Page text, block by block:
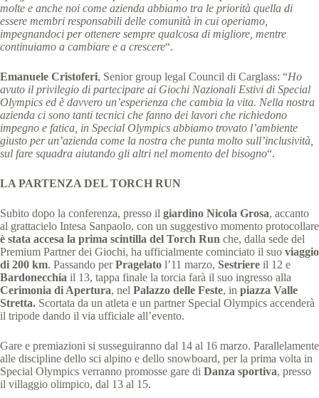
molte e anche noi come azienda abbiamo tra le priorità quella di
essere membri responsabili delle comunità in cui operiamo,
impegnandoci per ottenere sempre qualcosa di migliore, mentre
continuiamo a cambiare e a crescere“.
Emanuele Cristoferi, Senior group legal Council di Carglass: “Ho
avuto il privilegio di partecipare ai Giochi Nazionali Estivi di Special
Olympics ed è davvero un’esperienza che cambia la vita. Nella nostra
azienda ci sono tanti tecnici che fanno dei lavori che richiedono
impegno e fatica, in Special Olympics abbiamo trovato l’ambiente
giusto per un’azienda come la nostra che punta molto sull’inclusività,
sul fare squadra aiutando gli altri nel momento del bisogno“.
LA PARTENZA DEL TORCH RUN
Subito dopo la conferenza, presso il giardino Nicola Grosa, accanto
al grattacielo Intesa Sanpaolo, con un suggestivo momento protocollare
è stata accesa la prima scintilla del Torch Run che, dalla sede del
Premium Partner dei Giochi, ha ufficialmente cominciato il suo viaggio
di 200 km. Passando perPragelato l’11 marzo, Sestriere il 12 e
Bardonecchia il 13, tappa finale la torcia farà il suo ingresso alla
Cerimonia di Apertura, nel Palazzo delle Feste, in piazza Valle
Stretta. Scortata da un atleta e un partner Special Olympics accenderà
il tripode dando il via ufficiale all’evento.
Gare e premiazioni si susseguiranno dal 14 al 16 marzo. Parallelamente
alle discipline dello sci alpino e dello snowboard, per la prima volta in
Special Olympics verranno promosse gare di Danza sportiva, presso
il villaggio olimpico, dal 13 al 15.